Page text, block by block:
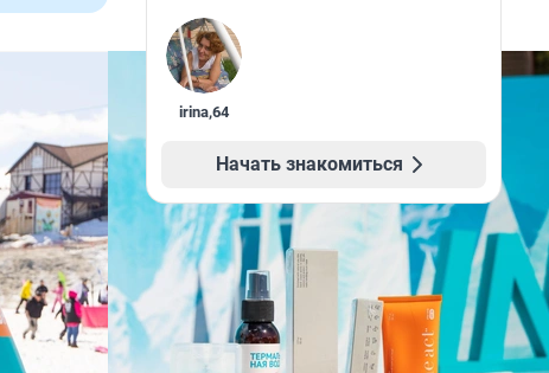
irina,64
Начать знакомиться